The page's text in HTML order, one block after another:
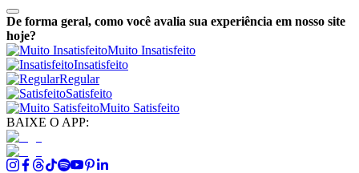
De forma geral, como você avalia sua experiência em nosso site
hoje?
Muito Insatisfeito
Insatisfeito
Regular
Satisfeito
Muito Satisfeito
BAIXE O APP: